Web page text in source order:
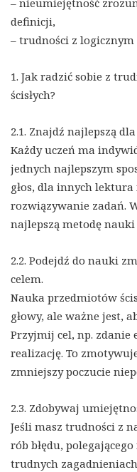
– nieumiejętność
definicji,
– trudności z logicznym
1. Jak radzić sobie z
ścisłych?
2.1. Znajdź najlepszą
Każdy uczeń ma
jednych najlepszym
głos, dla innych
rozwiązywanie zadań.
najlepszą metodę nauki
2.2. Podejdź do nauki
celem.
Nauka przedmiotów
głowy, ale ważne jest,
Przyjmij cel, np. zdanie
realizację. To
zmniejszy poczucie
2.3. Zdobywaj
Jeśli masz trudności z
rób błędu,
trudnych